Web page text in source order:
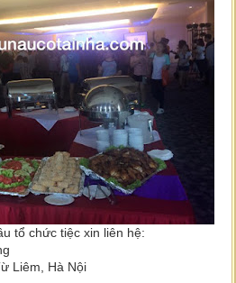
tổ chức tiệc xin liên hệ:
Liêm, Hà Nội